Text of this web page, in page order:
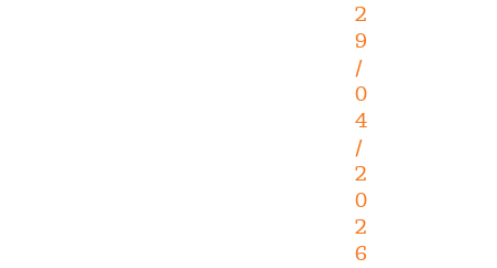
2
9
/
0
4
/
2
0
2
6